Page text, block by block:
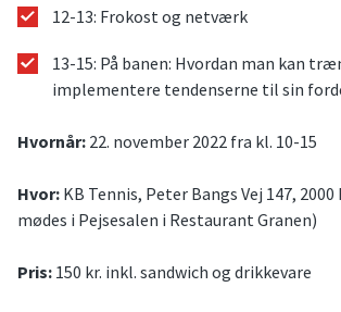
12-13: Frokost og netværk
13-15: På banen: Hvordan man kan
implementere tendenserne til sin
Hvornår: 22. november 2022 fra kl. 10-15
Hvor: KB Tennis, Peter Bangs Vej 147,
mødes i Pejsesalen i Restaurant Granen)
Pris: 150 kr. inkl. sandwich og drikkevare